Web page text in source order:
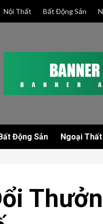
Nội Thất Bất Động Sản
Động Sản Ngoại Thất